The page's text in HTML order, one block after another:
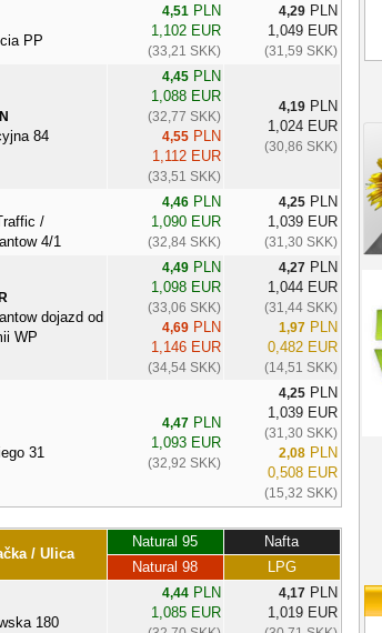
PP
4,51 PLN
1,102 EUR
(33,21 SKK)
4,29PLN
1,049 EUR
(31,59 SKK)
84
4,45PLN
1,088 EUR
(32,77 SKK)
4,55PLN
1,112 EUR
(33,51 SKK)
4,19PLN
1,024 EUR
(30,86 SKK)
/
4/1
4,46PLN
1,090 EUR
(32,84 SKK)
4,25PLN
1,039 EUR
(31,30 SKK)
dojazd od
WP
4,49PLN
1,098 EUR
(33,06 SKK)
4,69PLN
1,146 EUR
(34,54 SKK)
4,27PLN
1,044 EUR
(31,44 SKK)
1,97PLN
0,482 EUR
(14,51 SKK)
31
4,47PLN
1,093 EUR
(32,92 SKK)
4,25PLN
1,039 EUR
(31,30 SKK)
2,08PLN
0,508 EUR
(15,32 SKK)
/ Ulica
Natural 95
Nafta
Natural 98
LPG
180
4,44PLN
1,085 EUR
4,17PLN
1,019 EUR